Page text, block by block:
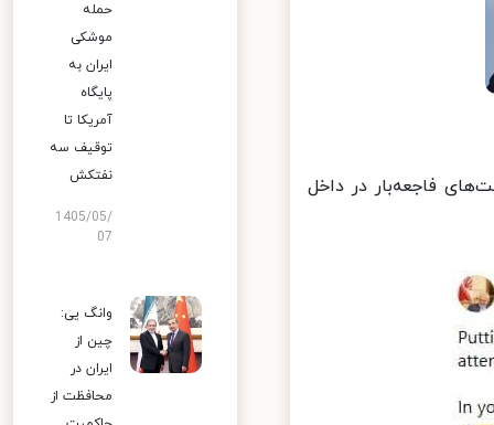
فاجعه‌بار در داخل
حمله
موشکی
ایران به
پایگاه
آمریکا تا
توقیف سه
نفتکش
1405/05/
07
وانگ یی:
چین از
ایران در
محافظت از